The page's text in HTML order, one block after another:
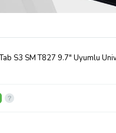
S3 SM T827 9.7" Uyumlu